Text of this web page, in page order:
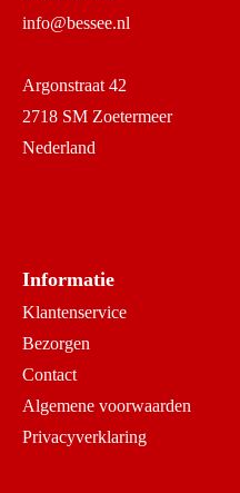
info@bessee.nl
Argonstraat 42
2718 SM Zoetermeer
Nederland
Informatie
Klantenservice
Bezorgen
Contact
Algemene voorwaarden
Privacyverklaring